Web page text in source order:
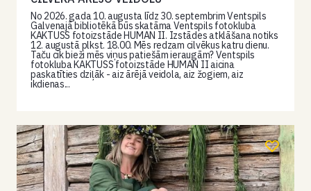
No 2026. gada 10. augusta līdz 30. septembrim Ventspils
Galvenajā bibliotēkā būs skatāma Ventspils fotokluba
KAKTUSS fotoizstāde HUMAN II. Izstādes atklāšana notiks
12. augustā plkst. 18.00. Mēs redzam cilvēkus katru dienu.
Taču cik bieži mēs viņus patiešām ieraugām? Ventspils
fotokluba KAKTUSS fotoizstāde HUMAN II aicina
paskatīties dziļāk - aiz ārējā veidola, aiz žogiem, aiz
ikdienas...